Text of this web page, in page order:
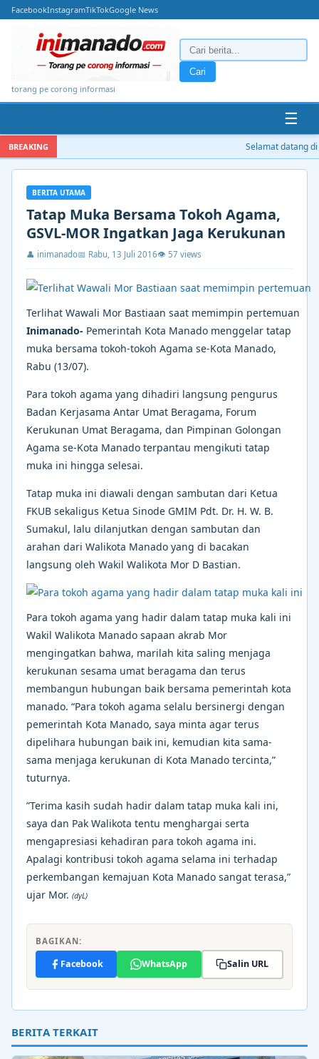
FacebookInstagramTikTokGoogle News
torang pe corong informasi
Cari
☰
BREAKING Selamat datang di
BERITA UTAMA
Tatap Muka Bersama Tokoh Agama,
GSVL-MOR Ingatkan Jaga Kerukunan
👤 inimanado📅 Rabu, 13 Juli 2016👁 57 views
Terlihat Wawali Mor Bastiaan saat memimpin pertemuan
Inimanado- Pemerintah Kota Manado menggelar tatap
muka bersama tokoh-tokoh Agama se-Kota Manado,
Rabu (13/07).
Para tokoh agama yang dihadiri langsung pengurus
Badan Kerjasama Antar Umat Beragama, Forum
Kerukunan Umat Beragama, dan Pimpinan Golongan
Agama se-Kota Manado terpantau mengikuti tatap
muka ini hingga selesai.
Tatap muka ini diawali dengan sambutan dari Ketua
FKUB sekaligus Ketua Sinode GMIM Pdt. Dr. H. W. B.
Sumakul, lalu dilanjutkan dengan sambutan dan
arahan dari Walikota Manado yang di bacakan
langsung oleh Wakil Walikota Mor D Bastian.
Para tokoh agama yang hadir dalam tatap muka kali ini
Wakil Walikota Manado sapaan akrab Mor
mengingatkan bahwa, marilah kita saling menjaga
kerukunan sesama umat beragama dan terus
membangun hubungan baik bersama pemerintah kota
manado. “Para tokoh agama selalu bersinergi dengan
pemerintah Kota Manado, saya minta agar terus
dipelihara hubungan baik ini, kemudian kita sama-
sama menjaga kerukunan di Kota Manado tercinta,”
tuturnya.
”Terima kasih sudah hadir dalam tatap muka kali ini,
saya dan Pak Walikota tentu menghargai serta
mengapresiasi kehadiran para tokoh agama ini.
Apalagi kontribusi tokoh agama selama ini terhadap
perkembangan kemajuan Kota Manado sangat terasa,”
ujar Mor. (dyL)
BAGIKAN:
Facebook WhatsApp Salin URL
BERITA TERKAIT